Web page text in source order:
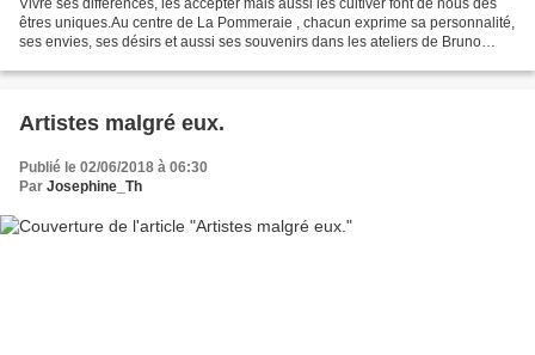
Vivre ses différences, les accepter mais aussi les cultiver font de nous des
êtres uniques.Au centre de La Pommeraie , chacun exprime sa personnalité,
ses envies, ses désirs et aussi ses souvenirs dans les ateliers de Bruno
Artistes malgré eux.
Publié le 02/06/2018 à 06:30
Par Josephine_Th